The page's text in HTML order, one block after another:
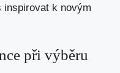
inspirovat k novým
při výběru